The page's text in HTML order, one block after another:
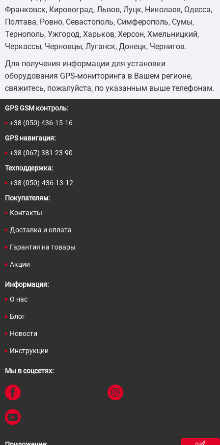
Франковск, Кировоград, Львов, Луцк, Николаев, Одесса,
Полтава, Ровно, Севастополь, Симферополь, Сумы,
Тернополь, Ужгород, Харьков, Херсон, Хмельницкий,
Черкассы, Черновцы, Луганск, Донецк, Чернигов.
Для получения информации для установки
оборудования GPS-мониторинга в Вашем регионе,
свяжитесь, пожалуйста, по указанным выше телефонам.